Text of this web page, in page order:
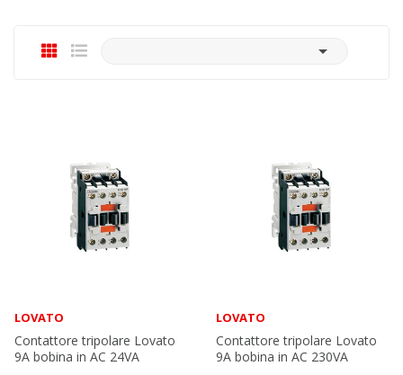

LOVATO
Contattore tripolare Lovato
9A bobina in AC 24VA
LOVATO
Contattore tripolare Lovato
9A bobina in AC 230VA